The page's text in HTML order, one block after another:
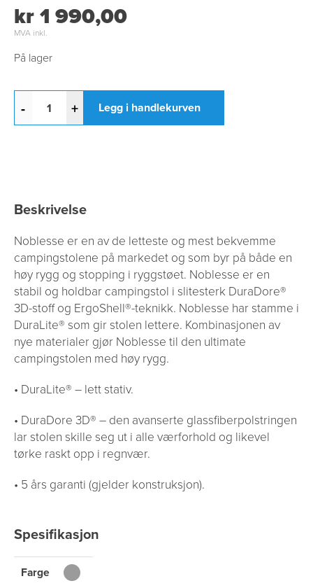
kr 1 990,00
MVA inkl.
På lager
- + Legg i handlekurven
Beskrivelse
Noblesse er en av de letteste og mest bekvemme
campingstolene på markedet og som byr på både en
høy rygg og stopping i ryggstøet. Noblesse er en
stabil og holdbar campingstol i slitesterk DuraDore®
3D-stoff og ErgoShell®-teknikk. Noblesse har stamme i
DuraLite® som gir stolen lettere. Kombinasjonen av
nye materialer gjør Noblesse til den ultimate
campingstolen med høy rygg.
• DuraLite® – lett stativ.
• DuraDore 3D® – den avanserte glassfiberpolstringen
lar stolen skille seg ut i alle værforhold og likevel
tørke raskt opp i regnvær.
• 5 års garanti (gjelder konstruksjon).
Spesifikasjon
Farge